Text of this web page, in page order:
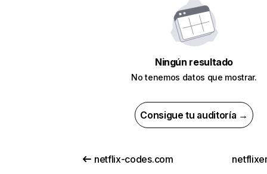
Ningún resultado
No tenemos datos que mostrar.
Consigue tu auditoría →
netflix-codes.com